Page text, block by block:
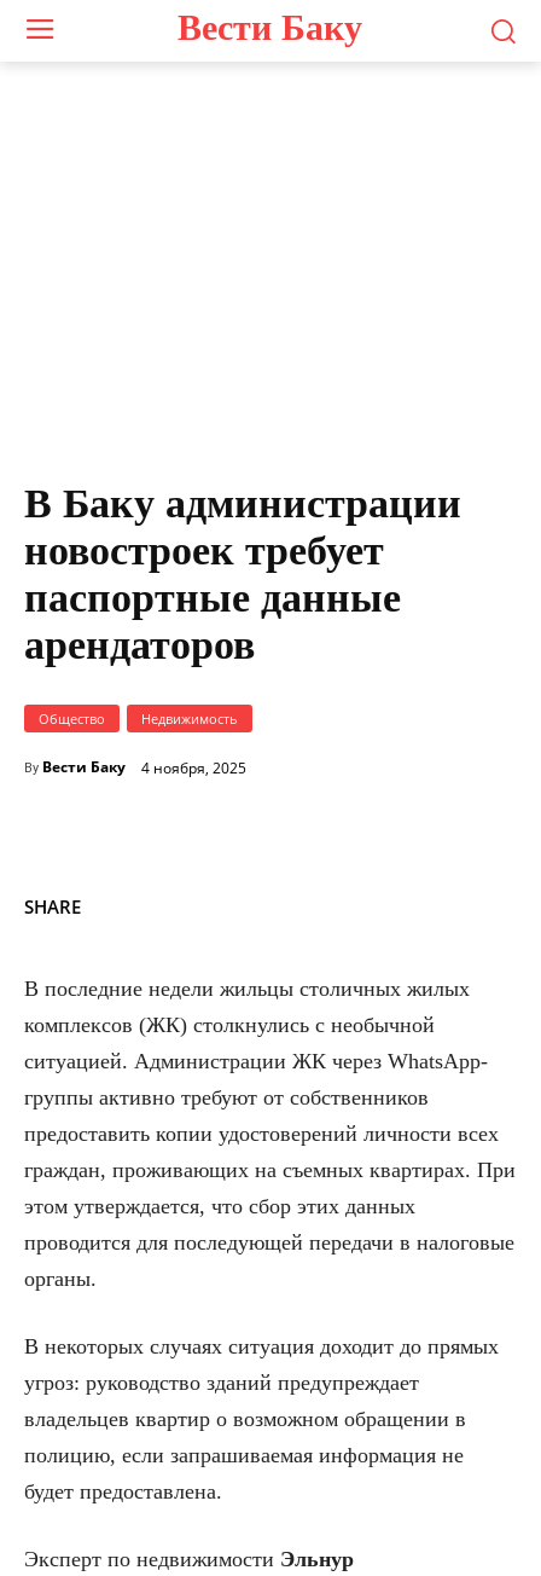
Вести Баку
В Баку администрации
новостроек требует
паспортные данные
арендаторов
Общество Недвижимость
By Вести Баку 4 ноября, 2025
SHARE
В последние недели жильцы столичных жилых
комплексов (ЖК) столкнулись с необычной
ситуацией. Администрации ЖК через WhatsApp-
группы активно требуют от собственников
предоставить копии удостоверений личности всех
граждан, проживающих на съемных квартирах. При
этом утверждается, что сбор этих данных
проводится для последующей передачи в налоговые
органы.
В некоторых случаях ситуация доходит до прямых
угроз: руководство зданий предупреждает
владельцев квартир о возможном обращении в
полицию, если запрашиваемая информация не
будет предоставлена.
Эксперт по недвижимости Эльнур